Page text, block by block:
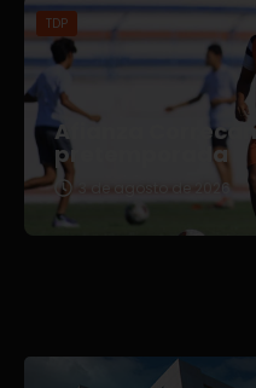
TDP
Afianza
pretemporada
3 de agosto de 2026